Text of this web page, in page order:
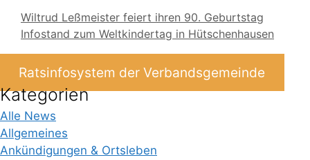
Wiltrud Leßmeister feiert ihren 90. Geburtstag
Infostand zum Weltkindertag in Hütschenhausen
Ratsinfosystem der Verbandsgemeinde
Kategorien
Alle News
Allgemeines
Ankündigungen & Ortsleben